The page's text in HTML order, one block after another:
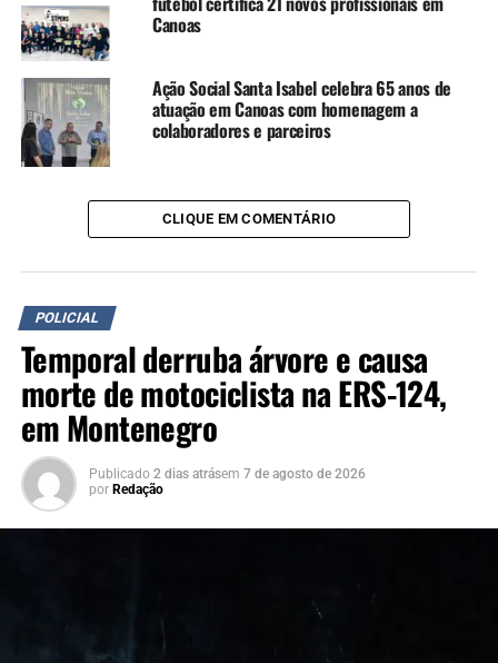
investigação, o grupo também utilizava operadores
financeiros, empresas e terceiros para ocultar a origem
dos recursos obtidos com as atividades ilegais.
“As apurações
demonstraram que o grupo
utilizava operadores
financeiros, interpostas
pessoas e empresas
formalmente constituídas
para ocultar e dissimular
valores provenientes das
atividades ilícitas,
evidenciando uma estrutura
voltada à lavagem de
capitais e à manutenção
criminosa”, afirmou.
Canoas
Ação Social Santa Isabel celebra 65 anos de
atuação em Canoas com homenagem a
colaboradores e parceiros
CLIQUE EM COMENTÁRIO
POLICIAL
Temporal derruba árvore e causa
morte de motociclista na ERS-124,
em Montenegro
Publicado 2 dias atrásem 7 de agosto de 2026
por Redação